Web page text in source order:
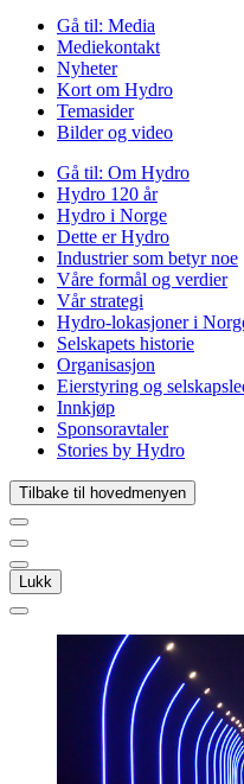
Gå til: Media
Mediekontakt
Nyheter
Kort om Hydro
Temasider
Bilder og video
Gå til: Om Hydro
Hydro 120 år
Hydro i Norge
Dette er Hydro
Industrier som betyr noe
Våre formål og verdier
Vår strategi
Hydro-lokasjoner i
Selskapets historie
Organisasjon
Eierstyring og
Innkjøp
Sponsoravtaler
Stories by Hydro
Tilbake til hovedmenyen
Lukk